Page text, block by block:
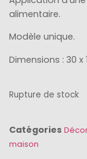
alimentaire.
Modèle unique.
Dimensions : 30 x
Rupture de stock
Catégories
maison